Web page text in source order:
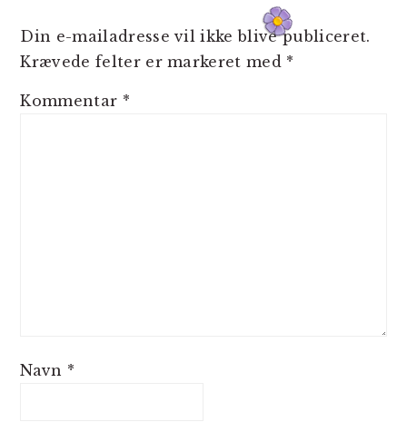
Din e-mailadresse vil ikke blive publiceret.
Krævede felter er markeret med *
Kommentar *
Navn *